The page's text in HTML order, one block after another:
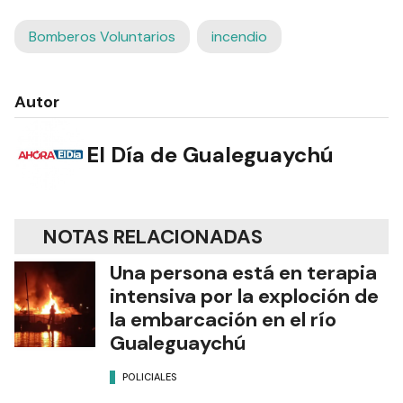
Bomberos Voluntarios incendio
Autor
El Día de Gualeguaychú
NOTAS RELACIONADAS
Una persona está en terapia
intensiva por la exploción de
la embarcación en el río
Gualeguaychú
POLICIALES